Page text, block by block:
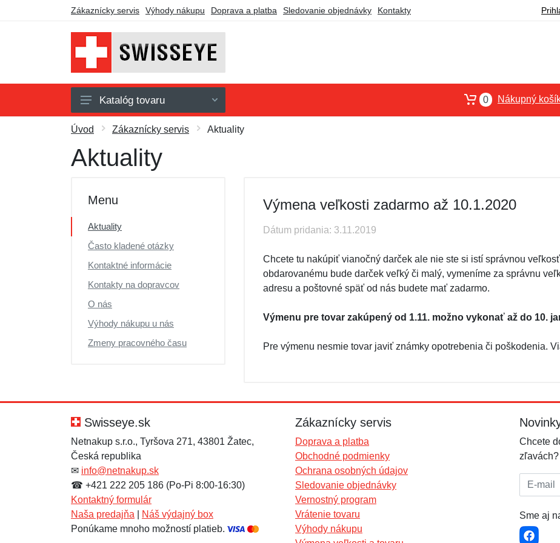
Zákaznícky servis Výhody nákupu Doprava a platba Sledovanie objednávky Kontakty
Taktické okuliare
Príslušenstvo
Darčekové poukazy
Katalóg tovaru 0 Nákupný
Úvod Zákaznícky servis Aktuality
Aktuality
Menu
Aktuality
Často kladené otázky
Kontaktné informácie
Kontakty na dopravcov
O nás
Výhody nákupu u nás
Zmeny pracovného času
Výmena veľkosti zadarmo až 10.1.2020
Dátum pridania: 3.11.2019
Chcete tu nakúpiť vianočný darček ale nie ste si istí správnou
obdarovanému bude darček veľký či malý, vymeníme za správnu
adresu a poštovné späť od nás budete mať zadarmo.
Výmenu pre tovar zakúpený od 1.11. možno vykonať až do 10.
Pre výmenu nesmie tovar javiť známky opotrebenia či poškodenia.
Swisseye.sk
Netnakup s.r.o., Tyršova 271, 43801 Žatec,
Česká republika
✉ info@netnakup.sk
☎ +421 222 205 186 (Po-Pi 8:00-16:30)
Kontaktný formulár
Naša predajňa
Náš výdajný box
Ponúkame mnoho možností platieb.
Zákaznícky servis
Doprava a platba
Obchodné podmienky
Ochrana osobných údajov
Sledovanie objednávky
Vernostný program
Vrátenie tovaru
Výhody nákupu
Chcete
zľavách?
E-mail:
Sme aj